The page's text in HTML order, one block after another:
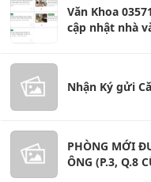
Văn Khoa
cập nhật nhà
Nhận Ký gửi
PHÒNG MỚI
ÔNG (P.3, Q.8